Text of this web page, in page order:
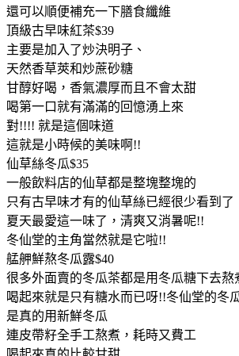
還可以順便補充一下膳食纖維
頂級古早味紅茶$39
主要是加入了炒決明子、
天然香草莢和炒蔗砂糖
甘醇好喝，香氣濃厚而且不會太甜
喝第一口就有滿滿的回憶湧上來
對!!!! 就是這個味道
這就是小時候的美味啊!!
仙草絲冬瓜$35
一般飲料店的仙草都是整塊整塊的
只有古早味才有的仙草絲已經很少看到了
夏天最愛這一味了，清爽又消暑呢!!
冬仙堂的主角當然就是它啦!!
艋舺鮮熬冬瓜露$40
很多外面賣的冬瓜茶都是用冬瓜糖下去熬
喝起來就是只有糖水而已呀!!冬仙堂的冬
是真的用新鮮冬瓜
連皮帶籽全手工熬煮，耗時又費工